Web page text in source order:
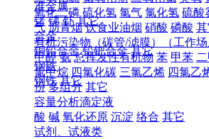
氧化二磷 硫化氢 氯气 氯化氢 硫酸
气 沥青烟 饮食业油烟 硝酸 磷酸 其
有机污染物（碳管/滤膜）（工作场
甲醛 氨 总挥发性有机物 苯 甲苯
氯甲烷 四氯化碳 三氯乙烯 四氯乙
份 多组分 其它
容量分析滴定液
酸 碱 氧化还原 沉淀 络合 其它
试剂、试液类
准金属
锗 锑 钋 其它
合金
铜铅合金 铅钯合金 其它
钢铁
钢铁 其它